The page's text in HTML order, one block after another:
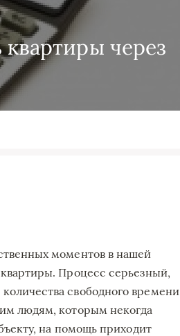
через
моментов в нашей
Процесс серьезный,
свободного времени
людям, которым некогда
на помощь приходит